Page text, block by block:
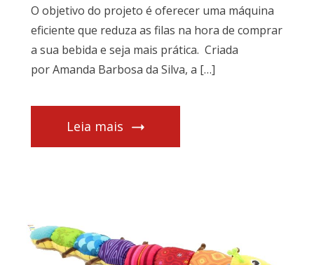
O objetivo do projeto é oferecer uma máquina
eficiente que reduza as filas na hora de comprar
a sua bebida e seja mais prática. Criada
por Amanda Barbosa da Silva, a […]
Leia mais